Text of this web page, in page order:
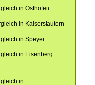
in Osthofen
in Kaiserslautern
in Speyer
in Eisenberg
in